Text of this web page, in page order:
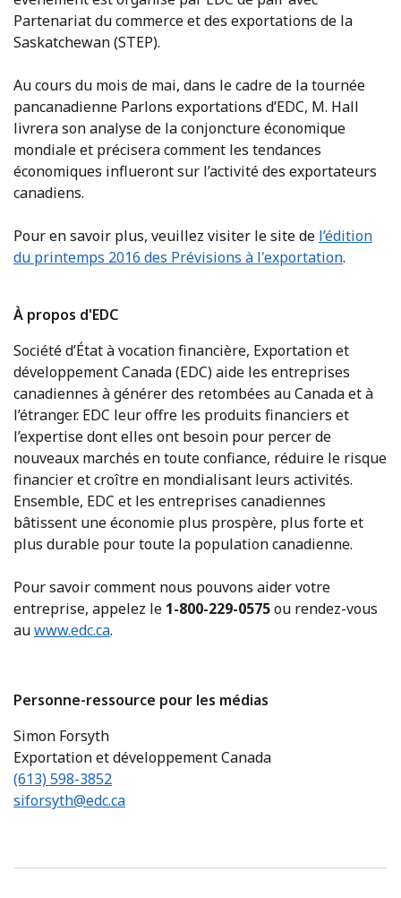
Partenariat du commerce et des exportations de la
Saskatchewan (STEP).
Au cours du mois de mai, dans le cadre de la tournée
pancanadienne Parlons exportations d’EDC, M. Hall
livrera son analyse de la conjoncture économique
mondiale et précisera comment les tendances
économiques influeront sur l’activité des exportateurs
canadiens.
Pour en savoir plus, veuillez visiter le site de l’édition
du printemps 2016 des Prévisions à l'exportation.
À propos d'EDC
Société d’État à vocation financière, Exportation et
développement Canada (EDC) aide les entreprises
canadiennes à générer des retombées au Canada et à
l’étranger. EDC leur offre les produits financiers et
l’expertise dont elles ont besoin pour percer de
nouveaux marchés en toute confiance, réduire le risque
financier et croître en mondialisant leurs activités.
Ensemble, EDC et les entreprises canadiennes
bâtissent une économie plus prospère, plus forte et
plus durable pour toute la population canadienne.
Pour savoir comment nous pouvons aider votre
entreprise, appelez le 1-800-229-0575ou rendez-vous
auwww.edc.ca.
Personne-ressource pour les médias
Simon Forsyth
Exportation et développement Canada
(613) 598-3852
siforsyth@edc.ca